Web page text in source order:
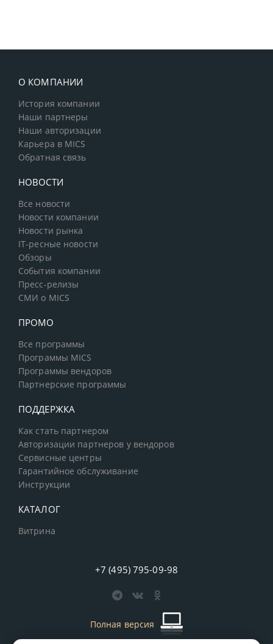
О КОМПАНИИ
История компании
Наши партнеры
Наши авторизации
Карьера в MICS
Обратная связь
НОВОСТИ
Все новости
Новости компании
Новости рынка
IT-ресные новости
Обзоры
События компании
Пресс-релизы
СМИ о MICS
ПРОМО
Все программы
Программы MICS
Программы вендоров
Партнерские программы
ПОДДЕРЖКА
Как стать партнером
Авторизации партнеров у вендоров
Сервисные центры
Гарантийное обслуживание
Инструкции
КАТАЛОГ
Витрина
+7 (495) 795-09-98
Полная версия